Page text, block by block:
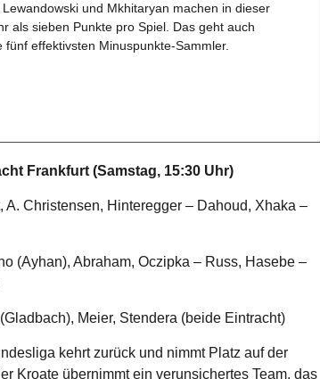
und Mkhitaryan machen in dieser
als sieben Punkte pro Spiel. Das geht auch
fünf effektivsten Minuspunkte-Sammler.
Frankfurt (Samstag, 15:30 Uhr)
A. Christensen, Hinteregger – Dahoud, Xhaka –
(Ayhan), Abraham, Oczipka – Russ, Hasebe –
Meier, Stendera (beide Eintracht)
kehrt zurück und nimmt Platz auf der
Kroate übernimmt ein verunsichertes Team, das